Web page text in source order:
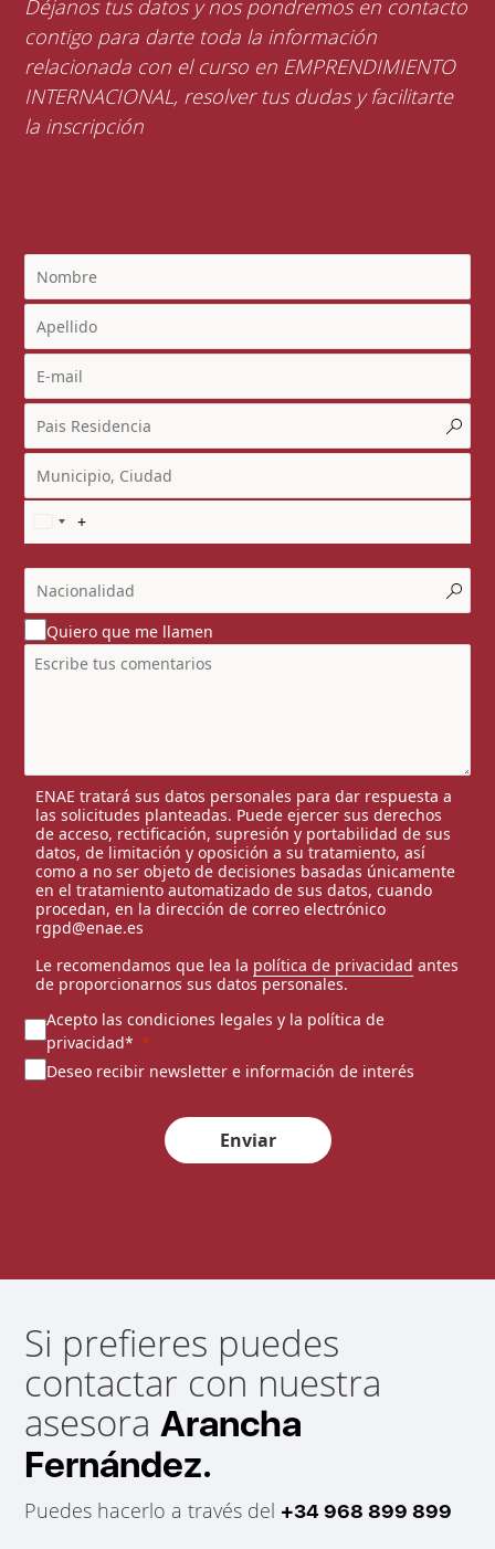
Déjanos tus datos y nos pondremos en contacto
contigo para darte toda la información
relacionada con el curso en EMPRENDIMIENTO
INTERNACIONAL, resolver tus dudas y facilitarte
la inscripción
Quiero que me llamen
ENAE tratará sus datos personales para dar respuesta a
las solicitudes planteadas. Puede ejercer sus derechos
de acceso, rectificación, supresión y portabilidad de sus
datos, de limitación y oposición a su tratamiento, así
como a no ser objeto de decisiones basadas únicamente
en el tratamiento automatizado de sus datos, cuando
procedan, en la dirección de correo electrónico
rgpd@enae.es
Le recomendamos que lea la política de privacidad antes
de proporcionarnos sus datos personales.
Acepto las condiciones legales y la política de
privacidad*
Deseo recibir newsletter e información de interés
Enviar
Si prefieres puedes
contactar con nuestra
asesoraArancha
Fernández.
Puedes hacerlo a través del +34 968 899 899